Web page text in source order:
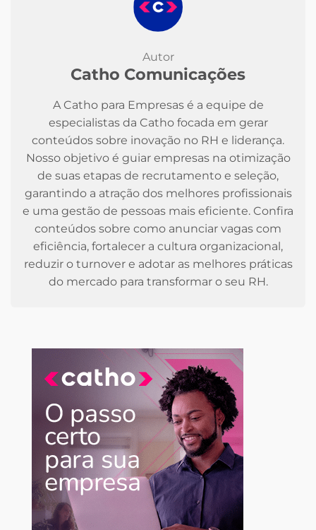
Autor
Catho Comunicações
A Catho para Empresas é a equipe de
especialistas da Catho focada em gerar
conteúdos sobre inovação no RH e liderança.
Nosso objetivo é guiar empresas na otimização
de suas etapas de recrutamento e seleção,
garantindo a atração dos melhores profissionais
e uma gestão de pessoas mais eficiente. Confira
conteúdos sobre como anunciar vagas com
eficiência, fortalecer a cultura organizacional,
reduzir o turnover e adotar as melhores práticas
do mercado para transformar o seu RH.